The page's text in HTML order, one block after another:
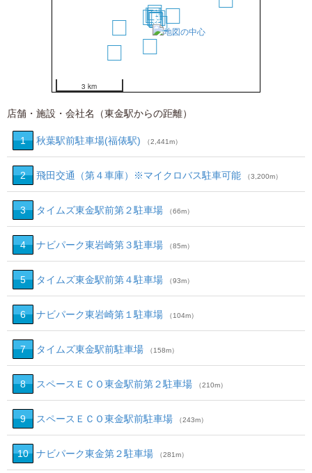
34
56
7
89
1011
12
3 km
店舗・施設・会社名（東金駅からの距離）
1 秋葉駅前駐車場(福俵駅) （2,441m）
2 飛田交通（第４車庫）※マイクロバス駐車可能 （3,200m）
3 タイムズ東金駅前第２駐車場 （66m）
4 ナビパーク東岩崎第３駐車場 （85m）
5 タイムズ東金駅前第４駐車場 （93m）
6 ナビパーク東岩崎第１駐車場 （104m）
7 タイムズ東金駅前駐車場 （158m）
8 スペースＥＣＯ東金駅前第２駐車場 （210m）
9 スペースＥＣＯ東金駅前駐車場 （243m）
10 ナビパーク東金第２駐車場 （281m）